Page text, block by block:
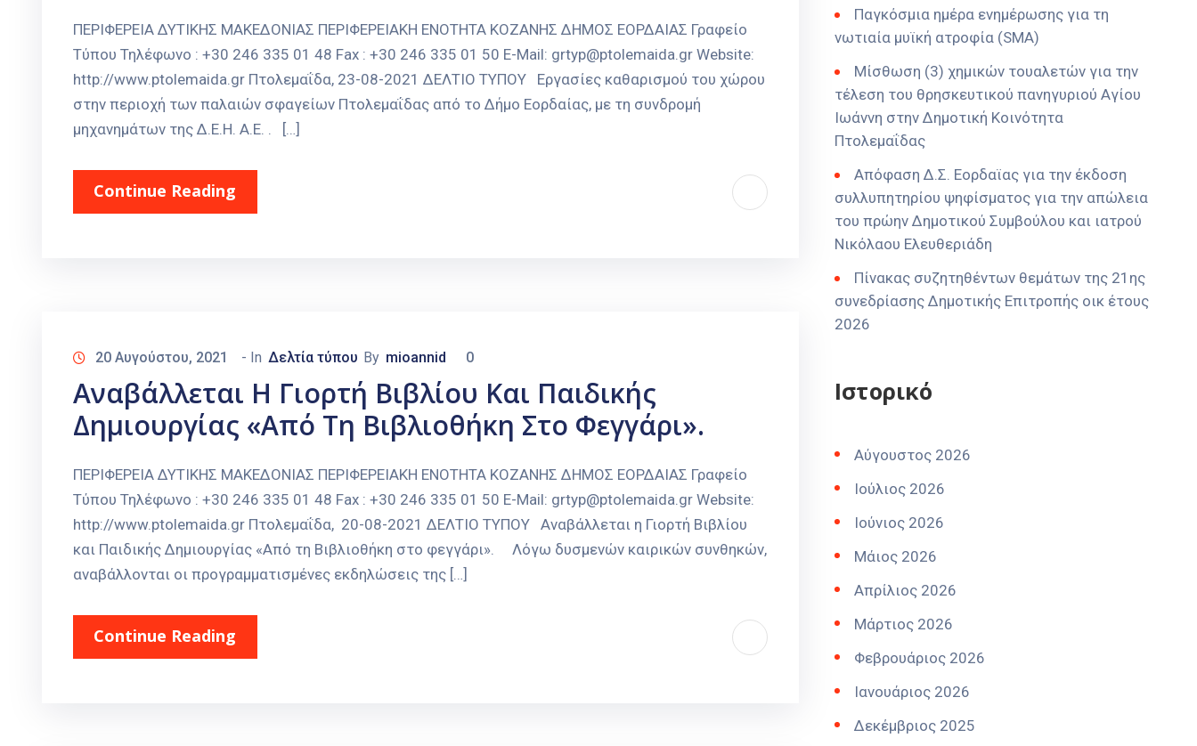
ΠΕΡΙΦΕΡΕΙΑ ΔΥΤΙΚΗΣ ΜΑΚΕΔΟΝΙΑΣ ΠΕΡΙΦΕΡΕΙΑΚΗ ΕΝΟΤΗΤΑ ΚΟΖΑΝΗΣ ΔΗΜΟΣ ΕΟΡΔΑΙΑΣ Γραφείο
Τύπου Τηλέφωνο : +30 246 335 01 48 Fax : +30 246 335 01 50 E-Mail: grtyp@ptolemaida.gr Website:
http://www.ptolemaida.gr Πτολεμαΐδα, 23-08-2021 ΔΕΛΤΙΟ ΤΥΠΟΥ Εργασίες καθαρισμού του χώρου
στην περιοχή των παλαιών σφαγείων Πτολεμαΐδας από το Δήμο Εορδαίας, με τη συνδρομή
μηχανημάτων της Δ.Ε.Η. Α.Ε. . […]
Continue Reading
20 Αυγούστου, 2021 - In Δελτία τύπου By mioannid 0
Αναβάλλεται Η Γιορτή Βιβλίου Και Παιδικής
Δημιουργίας «Από Τη Βιβλιοθήκη Στο Φεγγάρι».
ΠΕΡΙΦΕΡΕΙΑ ΔΥΤΙΚΗΣ ΜΑΚΕΔΟΝΙΑΣ ΠΕΡΙΦΕΡΕΙΑΚΗ ΕΝΟΤΗΤΑ ΚΟΖΑΝΗΣ ΔΗΜΟΣ ΕΟΡΔΑΙΑΣ Γραφείο
Τύπου Τηλέφωνο : +30 246 335 01 48 Fax : +30 246 335 01 50 E-Mail: grtyp@ptolemaida.gr Website:
http://www.ptolemaida.gr Πτολεμαΐδα, 20-08-2021 ΔΕΛΤΙΟ ΤΥΠΟΥ Αναβάλλεται η Γιορτή Βιβλίου
και Παιδικής Δημιουργίας «Από τη Βιβλιοθήκη στο φεγγάρι». Λόγω δυσμενών καιρικών συνθηκών,
αναβάλλονται οι προγραμματισμένες εκδηλώσεις της […]
Continue Reading
Παγκόσμια ημέρα ενημέρωσης για τη
νωτιαία μυϊκή ατροφία (SMA)
Μίσθωση (3) χημικών τουαλετών για την
τέλεση του θρησκευτικού πανηγυριού Αγίου
Ιωάννη στην Δημοτική Κοινότητα
Πτολεμαΐδας
Απόφαση Δ.Σ. Εορδαϊας για την έκδοση
συλλυπητηρίου ψηφίσματος για την απώλεια
του πρώην Δημοτικού Συμβούλου και ιατρού
Νικόλαου Ελευθεριάδη
Πίνακας συζητηθέντων θεμάτων της 21ης
συνεδρίασης Δημοτικής Επιτροπής οικ έτους
2026
Ιστορικό
Αύγουστος 2026
Ιούλιος 2026
Ιούνιος 2026
Μάιος 2026
Απρίλιος 2026
Μάρτιος 2026
Φεβρουάριος 2026
Ιανουάριος 2026
Δεκέμβριος 2025